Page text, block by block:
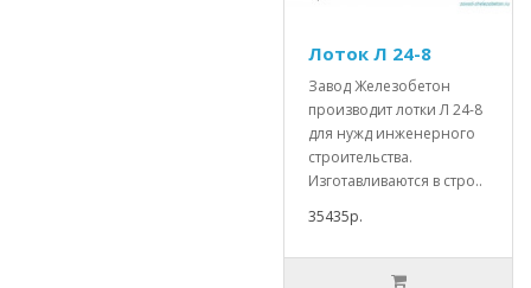
Лоток Л 24-8
Завод Железобетон
производит лотки Л 24-8
для нужд инженерного
строительства.
Изготавливаются в стро..
35435р.